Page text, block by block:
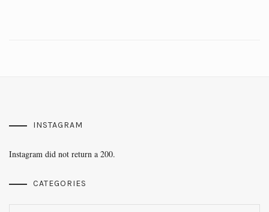
INSTAGRAM
Instagram did not return a 200.
CATEGORIES